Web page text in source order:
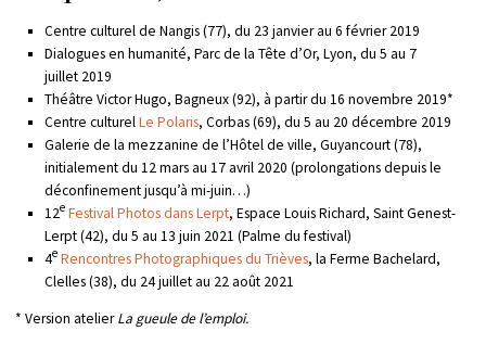
Centre culturel de Nangis (77), du 23 janvier au 6 février 2019
Dialogues en humanité, Parc de la Tête d’Or, Lyon, du 5 au 7
juillet 2019
Théâtre Victor Hugo, Bagneux (92), à partir du 16 novembre 2019*
Centre culturelLe Polaris, Corbas (69), du 5 au 20 décembre 2019
Galerie de la mezzanine de l’Hôtel de ville, Guyancourt (78),
initialement du 12 mars au 17 avril 2020 (prolongations depuis le
déconfinement jusqu’à mi-juin…)
12e Festival Photos dans Lerpt, Espace Louis Richard, Saint Genest-
Lerpt (42), du 5 au 13 juin 2021 (Palme du festival)
4e Rencontres Photographiques du Trièves, la Ferme Bachelard,
Clelles (38), du 24 juillet au 22 août 2021
* Version atelierLa gueule de l’emploi.